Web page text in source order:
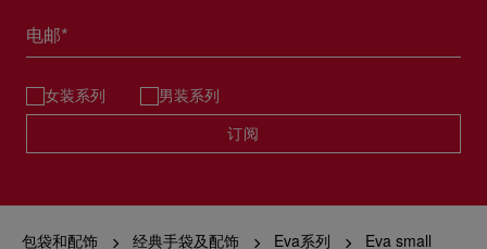
电邮*
女装系列 男装系列
订阅
包袋和配饰 经典手袋及配饰 Eva系列 Eva small